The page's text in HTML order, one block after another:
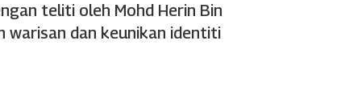
teliti oleh Mohd Herin Bin
warisan dan keunikan identiti